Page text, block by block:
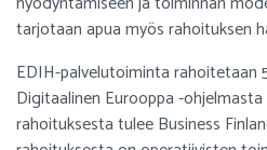
tarjotaan apua myös rahoituksen
EDIH-palvelutoiminta rahoitetaan
Digitaalinen Eurooppa -
rahoituksesta tulee Business